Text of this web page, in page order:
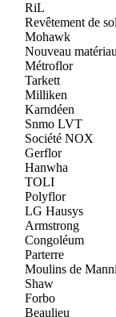
RiL
Revêtement de
Mohawk
Nouveau
Métroflor
Tarkett
Milliken
Karndéen
Snmo LVT
Société NOX
Gerflor
Hanwha
TOLI
Polyflor
LG Hausys
Armstrong
Congoléum
Parterre
Moulins de
Shaw
Forbo
Beaulieu